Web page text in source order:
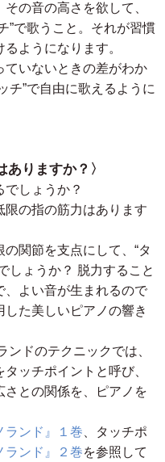
の音の高さを欲して、
”で歌うこと。それが習慣
ようになります。
いないときの差がわか
チ”で自由に歌えるように
ありますか？〉
でしょうか？
の指の筋力はあります
関節を支点にして、“タ
しょうか？ 脱力すること
、よい音が生まれるので
た美しいピアノの響き
ンドのテクニックでは、
ッチポイントと呼び、
との関係を、ピアノを
ランド』１巻 、タッチポ
ランド』２巻を参照して